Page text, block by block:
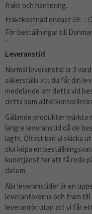
frakt och hantering.
Fraktkostnad endast 59: -.
För beställningar till
-
Leveranstid
Normal leveranstid är 3
säkerställa att du får din
medelande om detta vid
detta som alltid
Gällande produkter märkta
längre leveranstid då de
lagts. Oftast kan vi skicka
ska köpa en
kundtjänst för att få reda
datum.
Alla leveranstider är en
leverantörerna och fram
leverantör utan att vi får